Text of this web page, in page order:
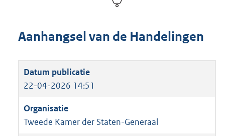
Aanhangsel van de Handelingen
22-04-2026 14:51
Tweede Kamer der Staten-Generaal